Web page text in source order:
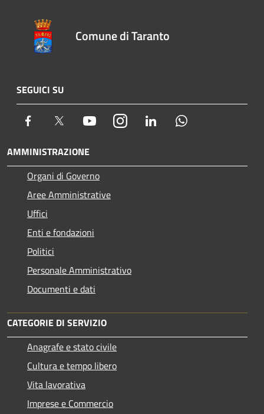
Comune di Taranto
SEGUICI SU
Facebook Twitter YoutubeInstagram LinkedIn
AMMINISTRAZIONE
Organi di Governo
Aree Amministrative
Uffici
Enti e fondazioni
Politici
Personale Amministrativo
Documenti e dati
CATEGORIE DI SERVIZIO
Anagrafe e stato civile
Cultura e tempo libero
Vita lavorativa
Imprese e Commercio